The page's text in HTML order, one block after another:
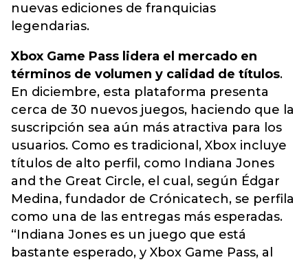
nuevas ediciones de franquicias
legendarias.
Xbox Game Pass lidera el mercado en
términos de volumen y calidad de títulos.
En diciembre, esta plataforma presenta
cerca de 30 nuevos juegos, haciendo que la
suscripción sea aún más atractiva para los
usuarios. Como es tradicional, Xbox incluye
títulos de alto perfil, como Indiana Jones
and the Great Circle, el cual, según Édgar
Medina, fundador de Crónicatech, se perfila
como una de las entregas más esperadas.
“Indiana Jones es un juego que está
bastante esperado, y Xbox Game Pass, al